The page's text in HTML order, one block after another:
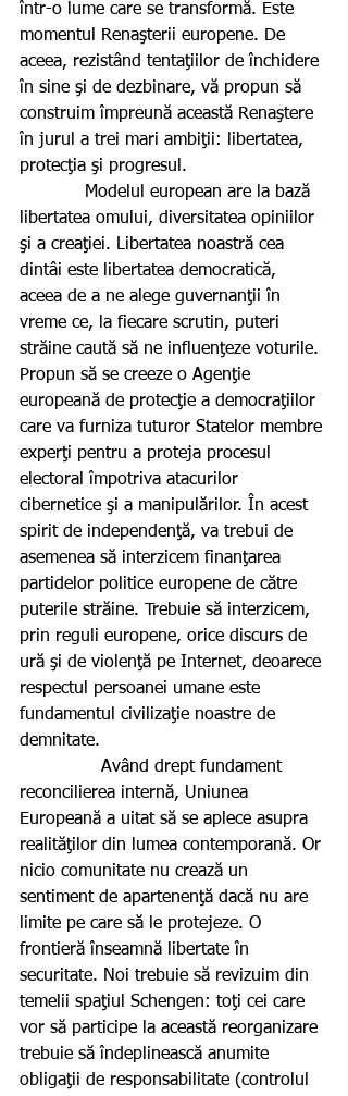
într-o lume care se transformă. Este
momentul Renaşterii europene. De
aceea, rezistând tentaţiilor de închidere
în sine şi de dezbinare, vă propun să
construim împreună această Renaştere
în jurul a trei mari ambiţii: libertatea,
protecţia şi progresul.
libertatea omului, diversitatea opiniilor
şi a creaţiei. Libertatea noastră cea
dintâi este libertatea democratică,
aceea de a ne alege guvernanţii în
vreme ce, la fiecare scrutin, puteri
străine caută să ne influenţeze voturile.
Propun să se creeze o Agenţie
europeană de protecţie a democraţiilor
care va furniza tuturor Statelor membre
experţi pentru a proteja procesul
electoral împotriva atacurilor
cibernetice şi a manipulărilor. În acest
spirit de independenţă, va trebui de
asemenea să interzicem finanţarea
partidelor politice europene de către
puterile străine. Trebuie să interzicem,
prin reguli europene, orice discurs de
ură şi de violenţă pe Internet, deoarece
respectul persoanei umane este
fundamentul civilizaţie noastre de
demnitate.
reconcilierea internă, Uniunea
Europeană a uitat să se aplece asupra
realităţilor din lumea contemporană. Or
nicio comunitate nu crează un
sentiment de apartenenţă dacă nu are
limite pe care să le protejeze. O
frontieră înseamnă libertate în
securitate. Noi trebuie să revizuim din
temelii spaţiul Schengen: toţi cei care
vor să participe la această reorganizare
trebuie să îndeplinească anumite
obligaţii de responsabilitate (controlul